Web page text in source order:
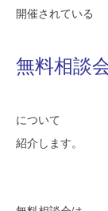
開催されている
無料相談
について
紹介します。